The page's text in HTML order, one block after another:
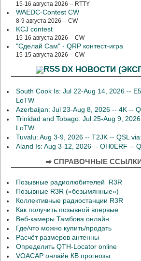
15-16 августа 2026 -- RTTY
WAEDC-Contest CW
8-9 августа 2026 -- CW
KCJ contest
15-16 августа 2026 -- CW
"Сделай Сам" - QRP контест-игра
15-15 августа 2026 -- CW
DX НОВОСТИ
South Cook Is: Jul 22-Aug 14, 2026 --
LoTW
Azerbaijan: Jul 23-Aug 8, 2026 -- 4K --
Trinidad and Tobago: Jul 25-Aug 9,
LoTW
Tuvalu: Aug 3-9, 2026 -- T2JK -- QSL
Aland Is: Aug 3-12, 2026 -- OH0ERF --
➡ СПРАВОЧНЫЕ ССЫЛКИ
Позывные радиолюбителей R3R
Позывные R3R («безымянные»)
Коллективные радиостанции R3R
Как получить позывной впервые
Веб-камеры Тамбова онлайн
Где/что можно купить/продать
Расчёт размеров антенны
Определить QTH-Locator online
VOACAP онлайн КВ прогнозы